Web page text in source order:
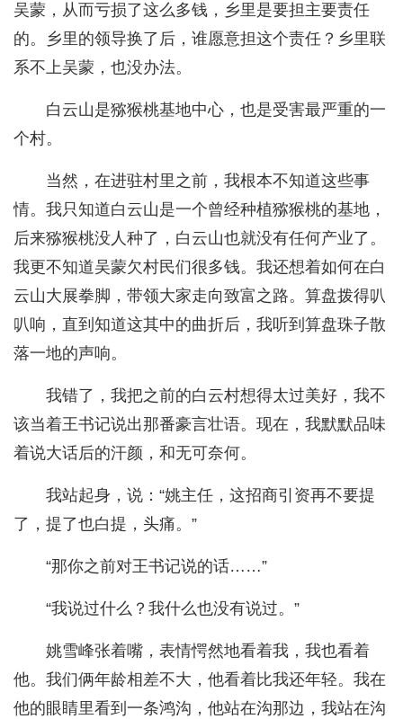
吴蒙，从而亏损了这么多钱，乡里是要担主要责任
的。乡里的领导换了后，谁愿意担这个责任？乡里联
系不上吴蒙，也没办法。
白云山是猕猴桃基地中心，也是受害最严重的一
个村。
当然，在进驻村里之前，我根本不知道这些事
情。我只知道白云山是一个曾经种植猕猴桃的基地，
后来猕猴桃没人种了，白云山也就没有任何产业了。
我更不知道吴蒙欠村民们很多钱。我还想着如何在白
云山大展拳脚，带领大家走向致富之路。算盘拨得叭
叭响，直到知道这其中的曲折后，我听到算盘珠子散
落一地的声响。
我错了，我把之前的白云村想得太过美好，我不
该当着王书记说出那番豪言壮语。现在，我默默品味
着说大话后的汗颜，和无可奈何。
我站起身，说：“姚主任，这招商引资再不要提
了，提了也白提，头痛。”
“那你之前对王书记说的话……”
“我说过什么？我什么也没有说过。”
姚雪峰张着嘴，表情愕然地看着我，我也看着
他。我们俩年龄相差不大，他看着比我还年轻。我在
他的眼睛里看到一条鸿沟，他站在沟那边，我站在沟